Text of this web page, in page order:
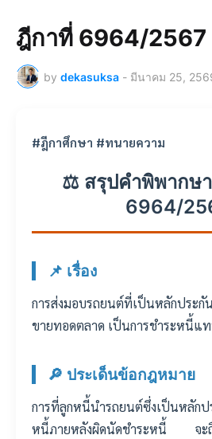
ฎีกาที่ 6964/2567
by dekasuksa - มีนาคม 25,
#ฎีกาศึกษา #ทนายความ
⚖️ สรุปคำพิพากษ
6964/
📌 เรื่อง
การส่งมอบรถยนต์ที่เป็นหลักประ
ขายทอดตลาด เป็นการชำระหนี้แ
🔎 ประเด็นข้อกฎหมาย
การที่ลูกหนี้นำรถยนต์ซึ่งเป็นหลักป
หนี้ภายหลังผิดนัดชำระหนี้ จะถื